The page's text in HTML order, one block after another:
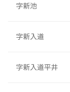
字新池
字新入道
字新入道平井